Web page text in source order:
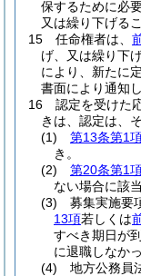
保するために必
又は繰り下げる
15
任命権者は、
げ、又は繰り下
により、新たに
書面により通知
16
認定を受けた
きは、認定は、
(1)
第13条第1
き。
(2)
第20条第1
ない場合に該
(3)
募集実施要
13項若しくは
すべき期日が
に退職しなか
(4)
地方公務員